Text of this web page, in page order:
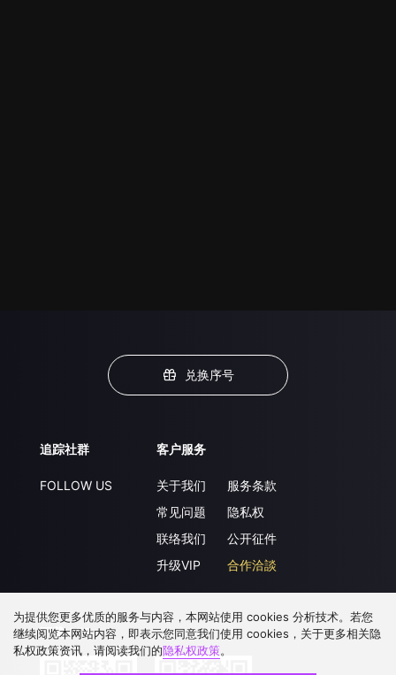
兑换序号
追踪社群
FOLLOW US
客户服务
关于我们
常见问题
联络我们
升级VIP
服务条款
隐私权
公开征件
合作洽談
下载 APP
为提供您更多优质的服务与内容，本网站使用 cookies 分析技术。若您
继续阅览本网站内容，即表示您同意我们使用 cookies，关于更多相关隐
私权政策资讯，请阅读我们的隐私权政策。